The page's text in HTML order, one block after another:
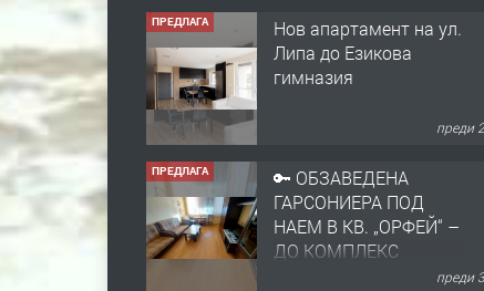
ПРЕДЛАГА
🔑 ОБЗАВЕДЕНА
ГАРСОНИЕРА ПОД
НАЕМ В КВ. „ОРФЕЙ“ –
преди
ПРЕДЛАГА
НАПЪЛНО ОБЗАВЕДЕН
И ОБОРУДВАН
ТРИСТАЕН
АПАРТАМЕНТ В
преди